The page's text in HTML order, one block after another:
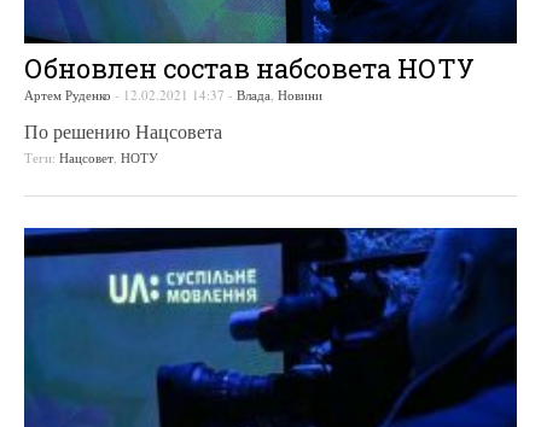
Обновлен состав набсовета НОТУ
Артем Руденко - 12.02.2021 14:37 - Влада Новини
По решению Нацсовета
Теги: Нацсовет НОТУ